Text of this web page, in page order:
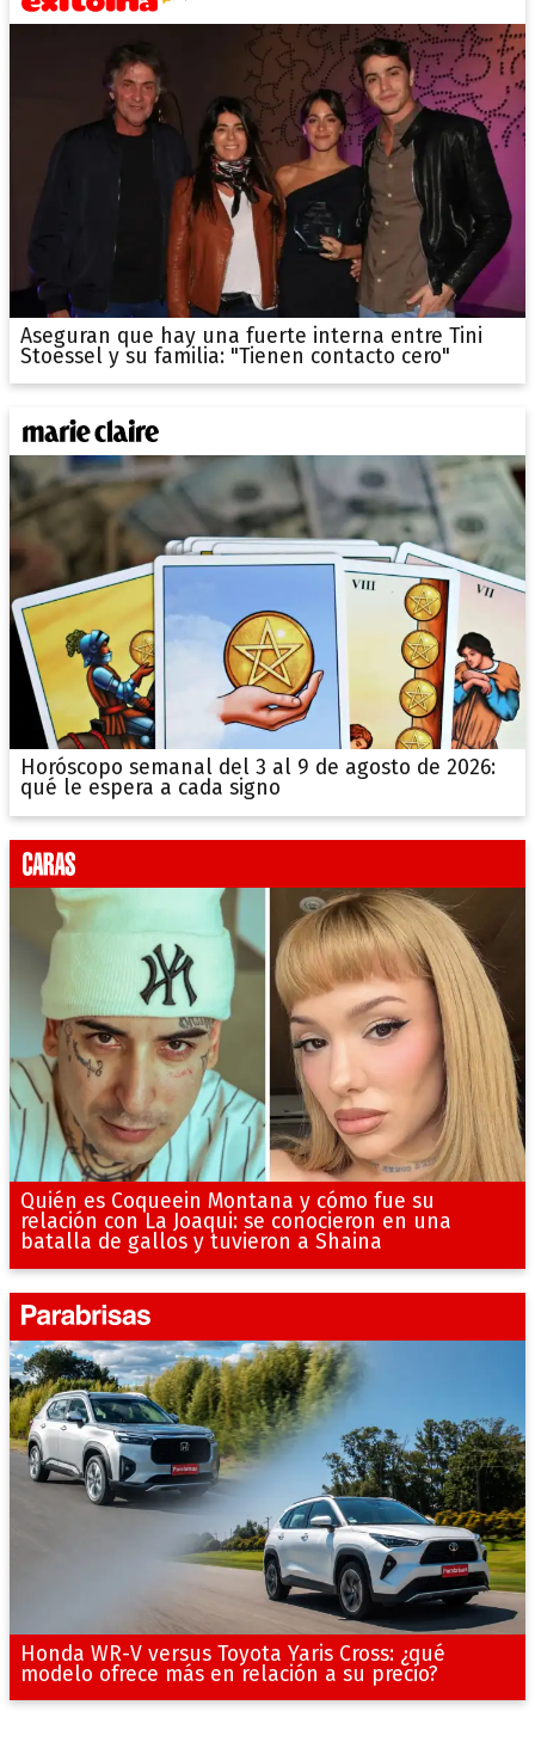
Aseguran que hay una fuerte interna entre Tini
Stoessel y su familia: "Tienen contacto cero"
Horóscopo semanal del 3 al 9 de agosto de 2026:
qué le espera a cada signo
Quién es Coqueein Montana y cómo fue su
relación con La Joaqui: se conocieron en una
batalla de gallos y tuvieron a Shaina
Honda WR-V versus Toyota Yaris Cross: ¿qué
modelo ofrece más en relación a su precio?